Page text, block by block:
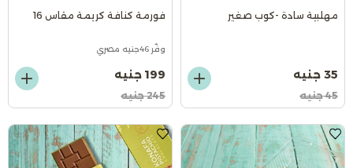
مهلبية سادة -كوب صغير
35 جنيه
45 جنيه
فورمة كنافة كريمة مقاس 16
وفّر 46جنيه مصري
199 جنيه
245 جنيه